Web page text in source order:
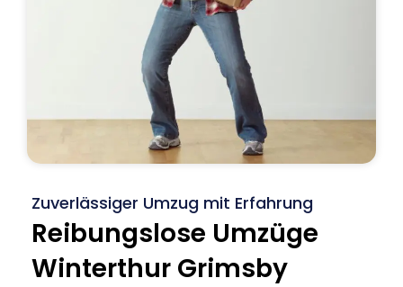
Zuverlässiger Umzug mit Erfahrung
Reibungslose Umzüge
Winterthur Grimsby